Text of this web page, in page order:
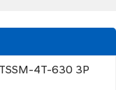
4T-630 3P